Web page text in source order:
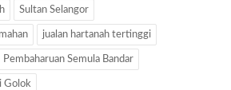
Sultan Selangor
jualan hartanah tertinggi
Pembaharuan Semula Bandar
Golok